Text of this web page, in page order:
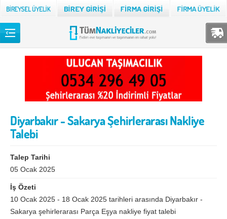
TÜM NAKLİYECİLER
Adıyaman
Ağrı
Aksaray Amasya
Ankara
Ardahan
Aydın
Bayburt Bilecik
Back
Diyarbakır - Sakarya Şehirlerarası Nakliye
Talebi
Talep Tarihi
05 Ocak 2025
İş Özeti
10 Ocak 2025 - 18 Ocak 2025 tarihleri arasında Diyarbakır -
Sakarya şehirlerarası Parça Eşya nakliye fiyat talebi